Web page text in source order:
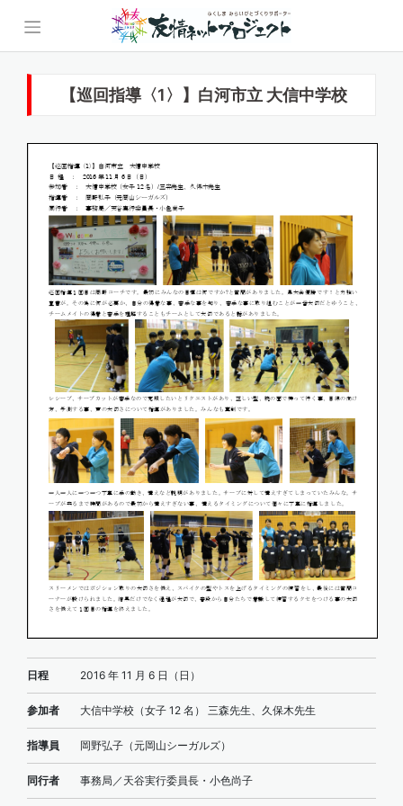
【巡回指導〈1〉】白河市立 大信中学校
日程 2016 年 11 月 6 日（日）
参加者 大信中学校（女子 12 名） 三森先生、久保木先生
指導員 岡野弘子（元岡山シーガルズ）
同行者 事務局／天谷実行委員長・小色尚子